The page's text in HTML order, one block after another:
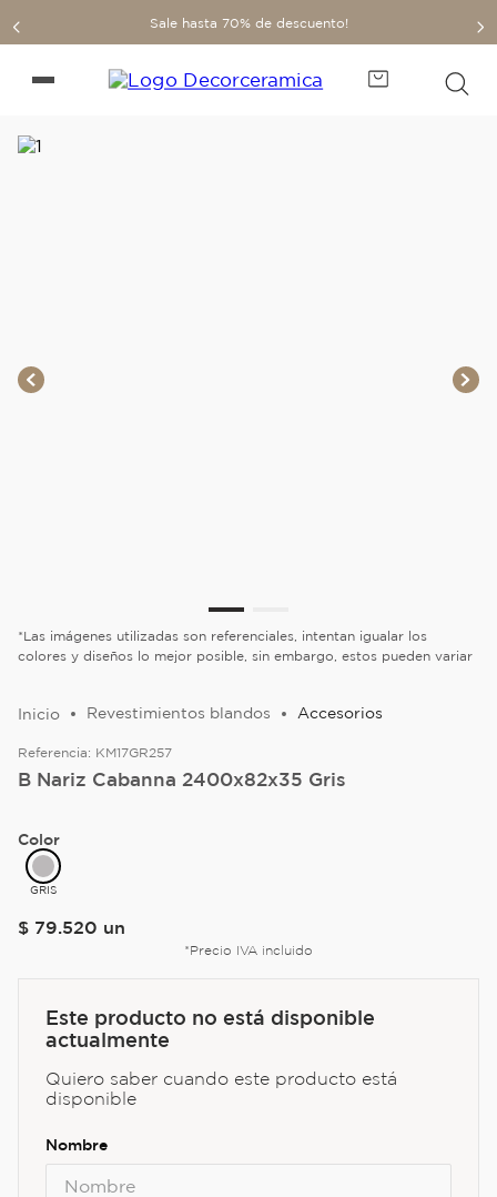
Sale hasta 70% de descuento!
*Las imágenes utilizadas son referenciales, intentan igualar los
colores y diseños lo mejor posible, sin embargo, estos pueden variar
Revestimientos blandos Accesorios
Referencia: KM17GR257
B Nariz Cabanna 2400x82x35 Gris
Color
GRIS
$ 79.520 un
*Precio IVA incluido
Este producto no está disponible
actualmente
Quiero saber cuando este producto está
disponible